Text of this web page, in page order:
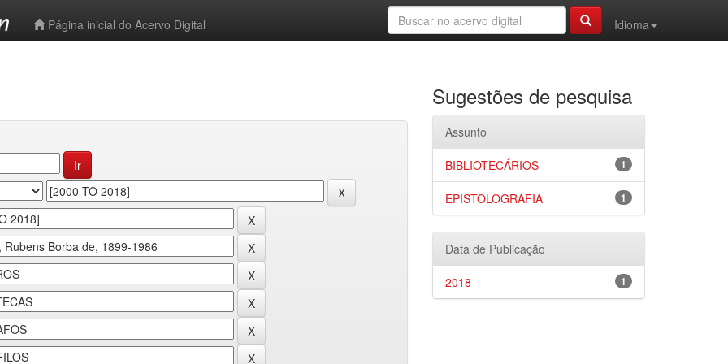
Página inicial do Acervo Digital
Idioma
Sugestões de pesquisa
Assunto
1
BIBLIOTECÁRIOS
1
EPISTOLOGRAFIA
Data de Publicação
1
2018